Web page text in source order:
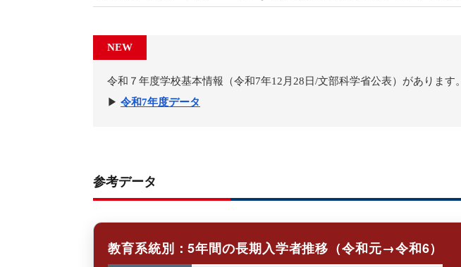
NEW
令和７年度学校基本情報（令和7年12月28日/文部科学省公表）があります。
▶ 令和7年度データ
参考データ
教育系統別：5年間の長期入学者推移（令和元→令和6）